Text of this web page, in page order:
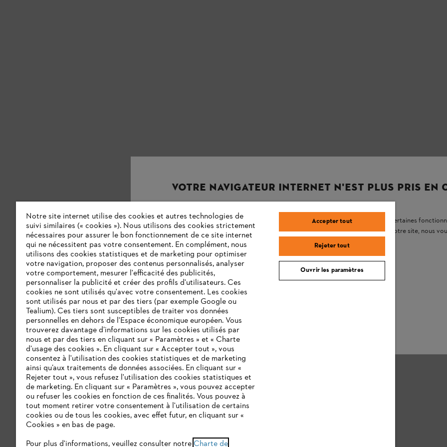
VOTRE NAVIGATEUR INTERNET N'EST PLUS PRIS EN
Vous utilisez un navigateur Internet que nous ne prenons plus en charge, et certaines
site ne peuvent fonctionner correctement. Pour une utilisation optimale de notre site, nous
de passer à l'un des navigateurs suivants :
firefox chrome
Notre site internet utilise des cookies et autres technologies de
suivi similaires (« cookies »). Nous utilisons des cookies strictement
nécessaires pour assurer le bon fonctionnement de ce site internet
qui ne nécessitent pas votre consentement. En complément, nous
utilisons des cookies statistiques et de marketing pour optimiser
votre navigation, proposer des contenus personnalisés, analyser
votre comportement, mesurer l'efficacité des publicités,
personnaliser la publicité et créer des profils d'utilisateurs. Ces
cookies ne sont utilisés qu'avec votre consentement. Les cookies
sont utilisés par nous et par des tiers (par exemple Google ou
Tealium). Ces tiers sont susceptibles de traiter vos données
personnelles en dehors de l'Espace économique européen. Vous
trouverez davantage d’informations sur les cookies utilisés par
nous et par des tiers en cliquant sur « Paramètres » et « Charte
d’usage des cookies ». En cliquant sur « Accepter tout », vous
consentez à l'utilisation des cookies statistiques et de marketing
ainsi qu’aux traitements de données associées. En cliquant sur «
Rejeter tout », vous refusez l'utilisation des cookies statistiques et
de marketing. En cliquant sur « Paramètres », vous pouvez accepter
ou refuser les cookies en fonction de ces finalités. Vous pouvez à
tout moment retirer votre consentement à l'utilisation de certains
cookies ou de tous les cookies, avec effet futur, en cliquant sur «
Cookies » en bas de page.
Pour plus d'informations, veuillez consulter notre Charte de
Accepter tout
Rejeter tout
Ouvrir les paramètres